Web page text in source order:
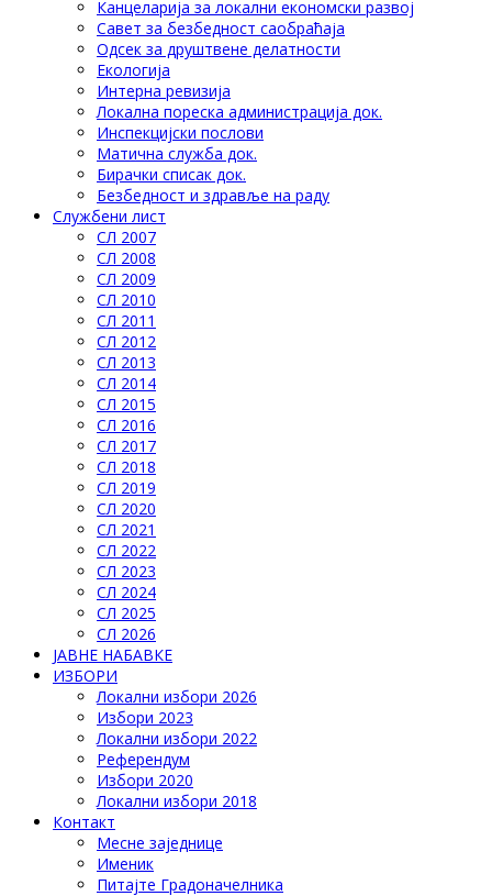
Канцеларија за локални економски развој
Савет за безбедност саобраћаја
Одсек за друштвене делатности
Eкологија
Интерна ревизија
Локална пореска администрација док.
Инспекцијски послови
Матична служба док.
Бирачки списак док.
Безбедност и здравље на раду
Службени лист
СЛ 2007
СЛ 2008
СЛ 2009
СЛ 2010
СЛ 2011
СЛ 2012
СЛ 2013
СЛ 2014
СЛ 2015
СЛ 2016
СЛ 2017
СЛ 2018
СЛ 2019
СЛ 2020
СЛ 2021
СЛ 2022
СЛ 2023
СЛ 2024
СЛ 2025
СЛ 2026
ЈАВНЕ НАБАВКЕ
ИЗБОРИ
Локални избори 2026
Избори 2023
Локални избори 2022
Референдум
Избори 2020
Локални избори 2018
Контакт
Месне заједнице
Именик
Питајте Градоначелника